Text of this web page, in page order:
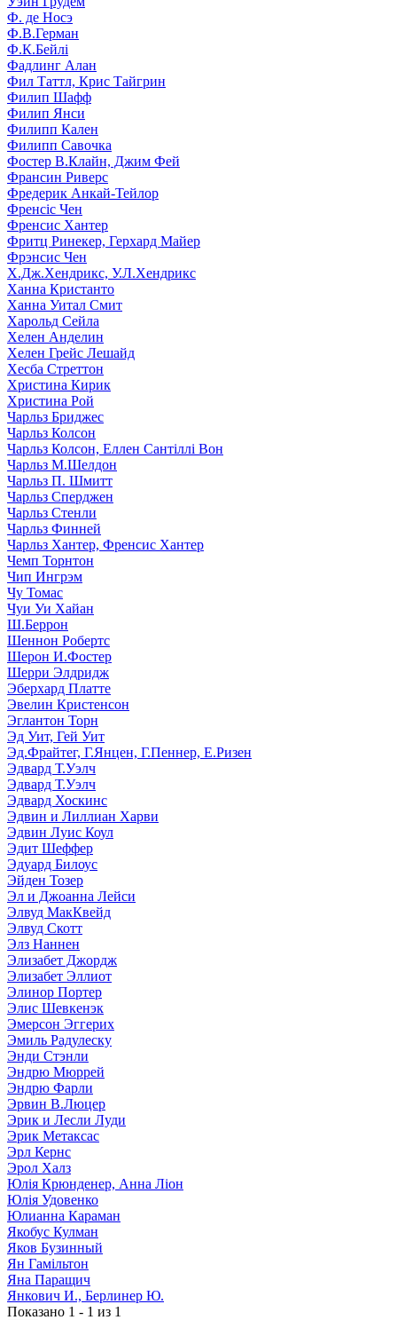
Ф. де Носэ
Ф.В.Герман
Ф.К.Бейлі
Фадлинг Алан
Фил Таттл, Крис Тайгрин
Филип Шафф
Филип Янси
Филипп Кален
Филипп Савочка
Фостер В.Клайн, Джим Фей
Франсин Риверс
Фредерик Анкай-Тейлор
Френсіс Чен
Френсис Хантер
Фритц Ринекер, Герхард Майер
Фрэнсис Чен
Х.Дж.Хендрикс, У.Л.Хендрикс
Ханна Кристанто
Ханна Уитал Смит
Харольд Сейла
Хелен Анделин
Хелен Грейс Лешайд
Хесба Стреттон
Христина Кирик
Христина Рой
Чарльз Бриджес
Чарльз Колсон
Чарльз Колсон, Еллен Сантіллі Вон
Чарльз М.Шелдон
Чарльз П. Шмитт
Чарльз Сперджен
Чарльз Стенли
Чарльз Финней
Чарльз Хантер, Френсис Хантер
Чемп Торнтон
Чип Ингрэм
Чу Томас
Чуи Уи Хайан
Ш.Беррон
Шеннон Робертс
Шерон И.Фостер
Шерри Элдридж
Эберхард Платте
Эвелин Кристенсон
Эглантон Торн
Эд Уит, Гей Уит
Эд.Фрайтег, Г.Янцен, Г.Пеннер, Е.Ризен
Эдвард Т.Уэлч
Эдвард Т.Уэлч
Эдвард Хоскинс
Эдвин и Лиллиан Харви
Эдвин Луис Коул
Эдит Шеффер
Эдуард Билоус
Эйден Тозер
Эл и Джоанна Лейси
Элвуд МакКвейд
Элвуд Скотт
Элз Наннен
Элизабет Джордж
Элизабет Эллиот
Элинор Портер
Элис Шевкенэк
Эмерсон Эггерих
Эмиль Радулеску
Энди Стэнли
Эндрю Мюррей
Эндрю Фарли
Эрвин В.Люцер
Эрик и Лесли Луди
Эрик Метаксас
Эрл Кернс
Эрол Халз
Юлія Крюнденер, Анна Ліон
Юлія Удовенко
Юлианна Караман
Якобус Кулман
Яков Бузинный
Ян Гамільтон
Яна Паращич
Янкович И., Берлинер Ю.
Показано 1 - 1 из 1